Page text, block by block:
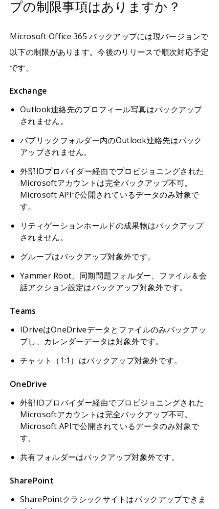
プの制限事項はありますか？
Microsoft Office 365 バックアップには現バージョンで
以下の制限があります。今後のリリースで順次対応予定
です。
Exchange
Outlook連絡先のプロフィール写真はバックアップ
されません。
パブリックフォルダー内のOutlook連絡先はバック
アップされません。
外部IDプロバイダー経由でプロビジョニングされた
Microsoftアカウントは完全バックアップ不可。
Microsoft APIで公開されているデータのみ対象で
す。
リティゲーションホールドの成果物はバックアップ
されません。
グループはバックアップ対象外です。
Yammer Root、同期問題フォルダー、ファイル＆会
話アクション設定はバックアップ対象外です。
Teams
IDriveはOneDriveデータとファイルのみバックアッ
プし、カレンダーデータは対象外です。
チャット（1:1）はバックアップ対象外です。
OneDrive
外部IDプロバイダー経由でプロビジョニングされた
Microsoftアカウントは完全バックアップ不可。
Microsoft APIで公開されているデータのみ対象で
す。
共有フォルダーはバックアップ対象外です。
SharePoint
SharePointクラシックサイトはバックアップできま